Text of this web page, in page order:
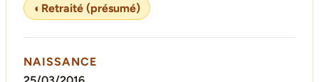
◐ Retraité (présumé)
NAISSANCE